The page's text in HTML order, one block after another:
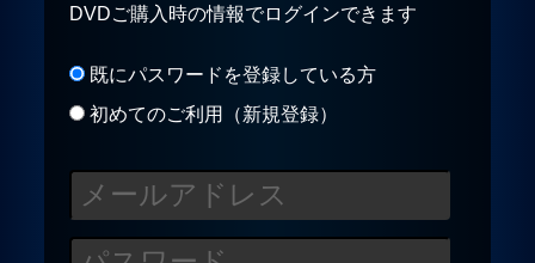
お問合せ
DVDご購入時の情報でログインできます
既にパスワードを登録している方
初めてのご利用（新規登録）